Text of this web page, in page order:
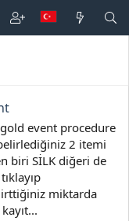
event procedure
2 itemi
biri SİLK diğeri de
miktarda